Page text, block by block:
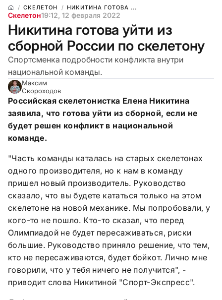
СКЕЛЕТОН НИКИТИНА ГОТОВА ...
Скелетон19:12, 12 февраля 2022
Никитина готова уйти из
сборной России по скелетону
Спортсменка подробности конфликта внутри
национальной команды.
Максим
Скороходов
Российская скелетонистка Елена Никитина
заявила, что готова уйти из сборной, если не
будет решен конфликт в национальной
команде.
"Часть команды каталась на старых скелетонах
одного производителя, но к нам в команду
пришел новый производитель. Руководство
сказало, что вы будете кататься только на этом
скелетоне на новой механике. Мы попробовали, у
кого-то не пошло. Кто-то сказал, что перед
Олимпиадой не будет пересаживаться, риски
большие. Руководство приняло решение, что тем,
кто не пересаживаются, будет бойкот. Лично мне
говорили, что у тебя ничего не получится", -
приводит слова Никитиной "Спорт-Экспресс".